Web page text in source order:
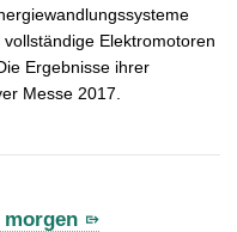
Elektromotoren
Ergebnisse ihrer
Messe 2017.